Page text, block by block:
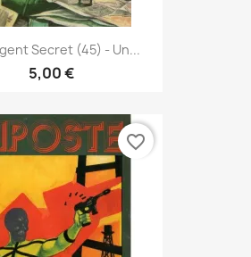
Secret (45) - Un...
5,00 €
favorite_border